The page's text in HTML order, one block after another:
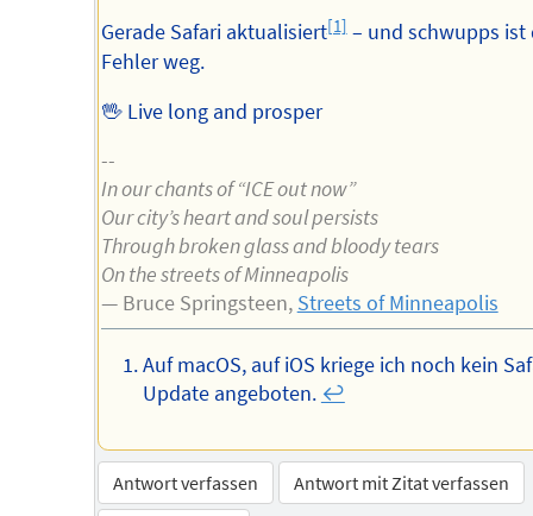
Gerade Safari aktualisiert[1]– und schwupps ist
Fehler weg.
🖖 Live long and prosper
--
In our chants of “ICE out now”
Our city’s heart and soul persists
Through broken glass and bloody tears
On the streets of Minneapolis
— Bruce Springsteen, Streets of Minneapolis
Auf macOS, auf iOS kriege ich noch kein
Update angeboten. ↩︎
Antwort verfassen
Antwort mit Zitat verfassen